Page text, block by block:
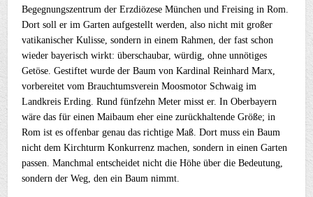
Begegnungszentrum der Erzdiözese München und Freising in Rom.
Dort soll er im Garten aufgestellt werden, also nicht mit großer
vatikanischer Kulisse, sondern in einem Rahmen, der fast schon
wieder bayerisch wirkt: überschaubar, würdig, ohne unnötiges
Getöse. Gestiftet wurde der Baum von Kardinal Reinhard Marx,
vorbereitet vom Brauchtumsverein Moosmotor Schwaig im
Landkreis Erding. Rund fünfzehn Meter misst er. In Oberbayern
wäre das für einen Maibaum eher eine zurückhaltende Größe; in
Rom ist es offenbar genau das richtige Maß. Dort muss ein Baum
nicht dem Kirchturm Konkurrenz machen, sondern in einen Garten
passen. Manchmal entscheidet nicht die Höhe über die Bedeutung,
sondern der Weg, den ein Baum nimmt.